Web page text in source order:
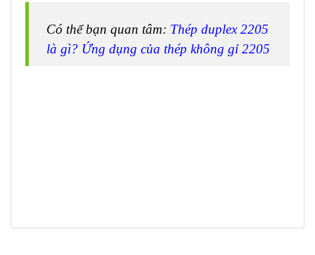
Có thể bạn quan tâm: Thép duplex 2205
là gì? Ứng dụng của thép không gỉ 2205